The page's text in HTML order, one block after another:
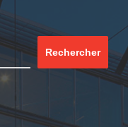
Rechercher